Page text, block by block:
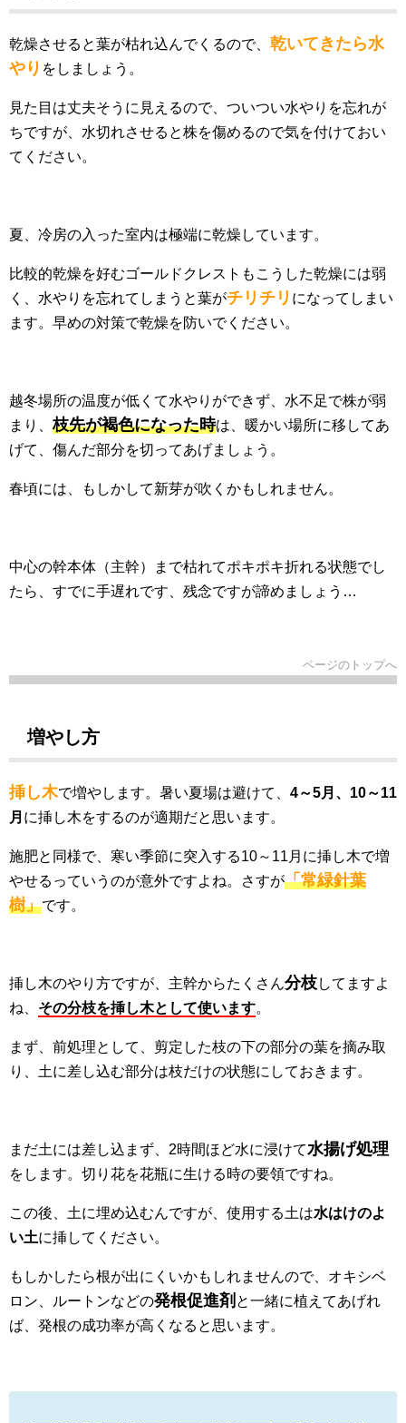
乾燥させると葉が枯れ込んでくるので、 乾いてきたら水
やり をしましょう。
見た目は丈夫そうに見えるので、ついつい水やりを忘れが
ちですが、水切れさせると株を傷めるので気を付けておい
てください。
夏、冷房の入った室内は極端に乾燥しています。
比較的乾燥を好むゴールドクレストもこうした乾燥には弱
く、水やりを忘れてしまうと葉がチリチリ になってしまい
ます。早めの対策で乾燥を防いでください。
越冬場所の温度が低くて水やりができず、水不足で株が弱
まり、枝先が褐色になった時は、暖かい場所に移してあ
げて、傷んだ部分を切ってあげましょう。
春頃には、もしかして新芽が吹くかもしれません。
中心の幹本体（主幹）まで枯れてポキポキ折れる状態でし
たら、すでに手遅れです、残念ですが諦めましょう…
ページのトップへ
増やし方
挿し木で増やします。暑い夏場は避けて、 4～5月、10～11
月 に挿し木をするのが適期だと思います。
施肥と同様で、寒い季節に突入する10～11月に挿し木で増
やせるっていうのが意外ですよね。さすが「常緑針葉
樹」です。
挿し木のやり方ですが、主幹からたくさん分枝してますよ
ね、 その分枝を挿し木として使います。
まず、前処理として、剪定した枝の下の部分の葉を摘み取
り、土に差し込む部分は枝だけの状態にしておきます。
まだ土には差し込まず、2時間ほど水に浸けて水揚げ処理
をします。切り花を花瓶に生ける時の要領ですね。
この後、土に埋め込むんですが、使用する土は水はけのよ
い土に挿してください。
もしかしたら根が出にくいかもしれませんので、オキシベ
ロン、ルートンなどの発根促進剤 と一緒に植えてあげれ
ば、発根の成功率が高くなると思います。